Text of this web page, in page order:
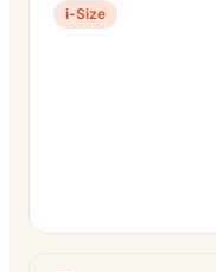
i-Size